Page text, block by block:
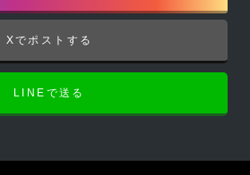
Xでポストする
LINEで送る